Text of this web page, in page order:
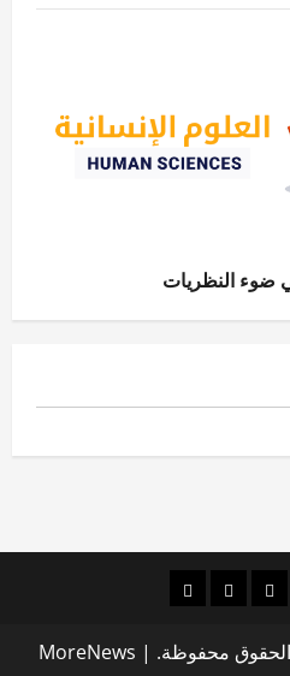
ضوء النظريات
الإنسانيات
الاقتصادقراءات
محفوظة. |
MoreNews